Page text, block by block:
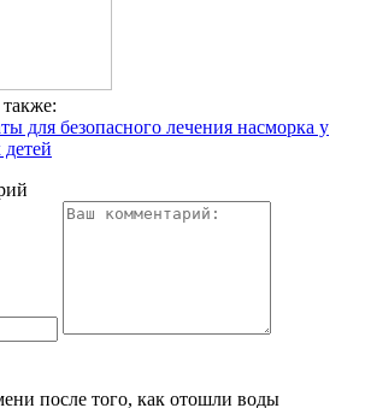
для безопасного лечения насморка у